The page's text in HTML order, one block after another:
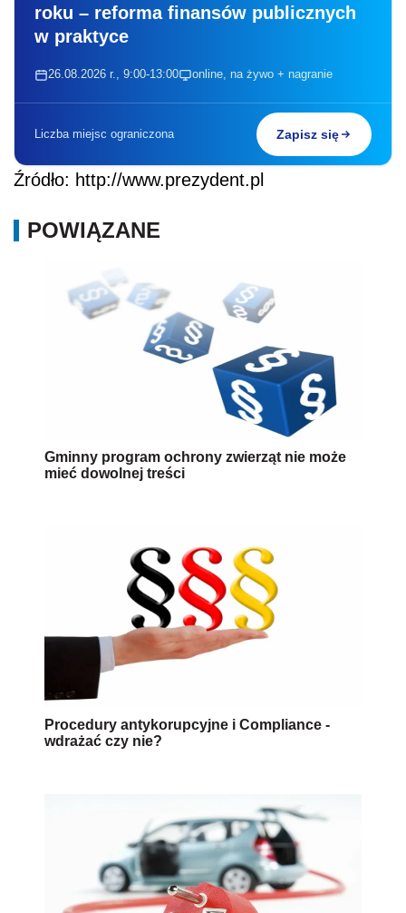
roku – reforma finansów publicznych
w praktyce
26.08.2026 r., 9:00-13:00 online, na żywo + nagranie
Liczba miejsc ograniczona Zapisz się
Źródło: http://www.prezydent.pl
POWIĄZANE
Gminny program ochrony zwierząt nie może
mieć dowolnej treści
Procedury antykorupcyjne i Compliance -
wdrażać czy nie?